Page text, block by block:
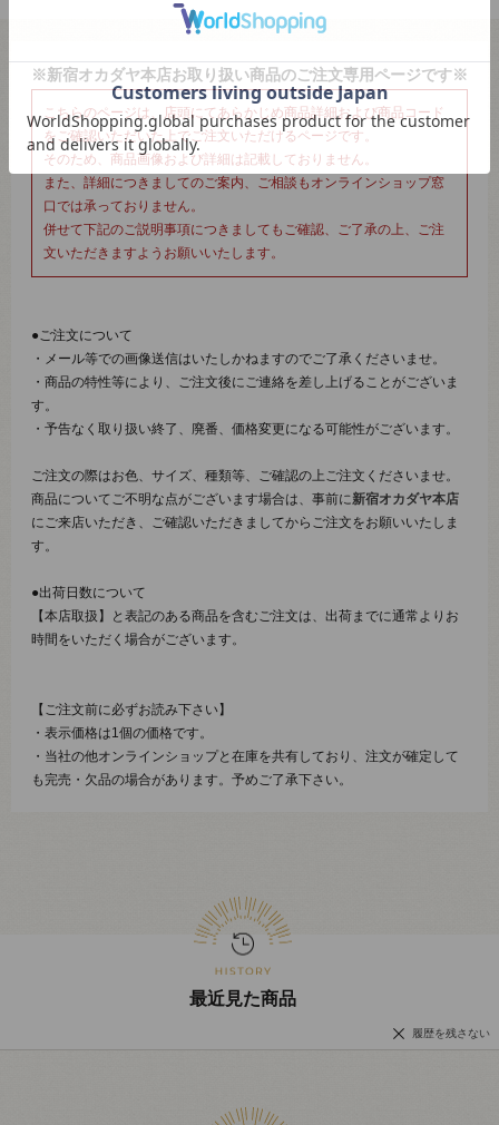
※新宿オカダヤ本店お取り扱い商品のご注文専用ページです※
こちらのページは、店頭にてあらかじめ商品詳細および商品コード
をご確認いただいた上でご注文いただけるページです。
そのため、商品画像および詳細は記載しておりません。
また、詳細につきましてのご案内、ご相談もオンラインショップ窓
口では承っておりません。
併せて下記のご説明事項につきましてもご確認、ご了承の上、ご注
文いただきますようお願いいたします。
●ご注文について
・メール等での画像送信はいたしかねますのでご了承くださいませ。
・商品の特性等により、ご注文後にご連絡を差し上げることがございま
す。
・予告なく取り扱い終了、廃番、価格変更になる可能性がございます。
ご注文の際はお色、サイズ、種類等、ご確認の上ご注文くださいませ。
商品についてご不明な点がございます場合は、事前に新宿オカダヤ本店
にご来店いただき、ご確認いただきましてからご注文をお願いいたしま
す。
●出荷日数について
【本店取扱】と表記のある商品を含むご注文は、出荷までに通常よりお
時間をいただく場合がございます。
【ご注文前に必ずお読み下さい】
・表示価格は1個の価格です。
・当社の他オンラインショップと在庫を共有しており、注文が確定して
も完売・欠品の場合があります。予めご了承下さい。
最近見た商品
履歴を残さない